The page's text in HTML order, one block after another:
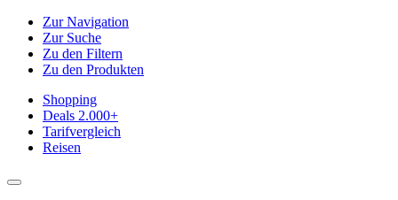
Zur Navigation
Zur Suche
Zu den Filtern
Zu den Produkten
Shopping
Deals 2.000+
Tarifvergleich
Reisen